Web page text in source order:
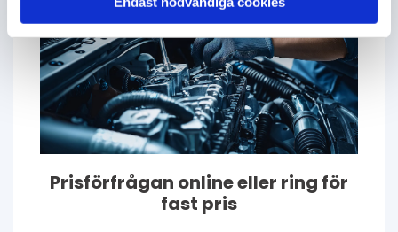
Prisförfrågan online eller ring för
fast pris